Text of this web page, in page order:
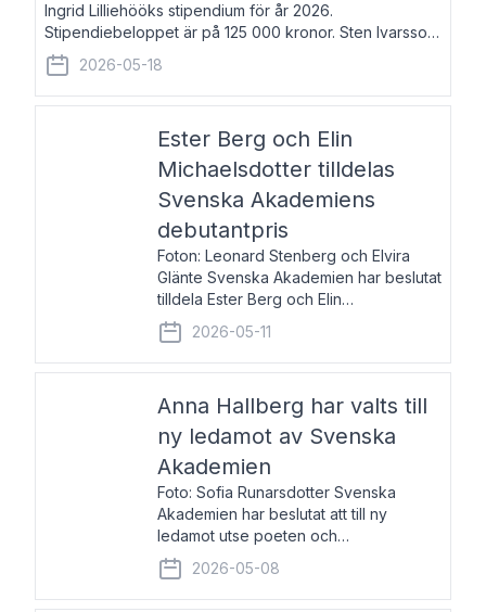
Ingrid Lilliehööks stipendium för år 2026.
Stipendiebeloppet är på 125 000 kronor. Sten Ivarsson,
född 1979, är mediateksamordnare vid
Söderslättsgymnasiet i Trelleborg. Här har han på
2026-05-18
Ester Berg och Elin
Michaelsdotter tilldelas
Svenska Akademiens
debutantpris
Foton: Leonard Stenberg och Elvira
Glänte Svenska Akademien har beslutat
tilldela Ester Berg och Elin
Michaelsdotter Svenska Akademiens
debutantpris för år 2026. Priset är
nyinstiftat och syftar till att lyfta fram
2026-05-11
Anna Hallberg har valts till
ny ledamot av Svenska
Akademien
Foto: Sofia Runarsdotter Svenska
Akademien har beslutat att till ny
ledamot utse poeten och
litteraturkritikern Anna Hallberg. Hon
efterträder poeten Tua Forsström på
stol 18 och kommer att ta sitt inträde vid
2026-05-08